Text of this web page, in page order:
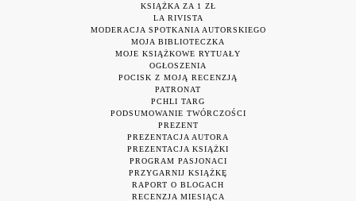
KSIĄŻKA ZA 1 ZŁ
LA RIVISTA
MODERACJA SPOTKANIA AUTORSKIEGO
MOJA BIBLIOTECZKA
MOJE KSIĄŻKOWE RYTUAŁY
OGŁOSZENIA
POCISK Z MOJĄ RECENZJĄ
PATRONAT
PCHLI TARG
PODSUMOWANIE TWÓRCZOŚCI
PREZENT
PREZENTACJA AUTORA
PREZENTACJA KSIĄŻKI
PROGRAM PASJONACI
PRZYGARNIJ KSIĄŻKĘ
RAPORT O BLOGACH
RECENZJA MIESIĄCA